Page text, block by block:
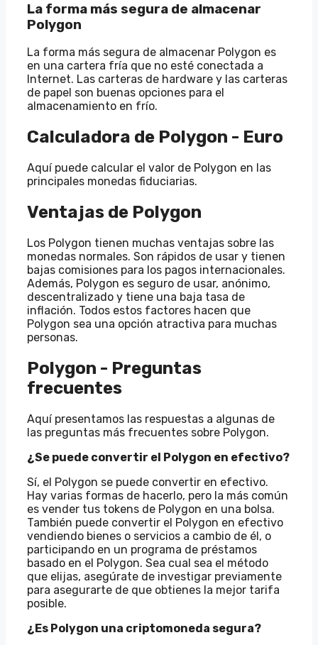
La forma más segura de almacenar
Polygon
La forma más segura de almacenar Polygon es
en una cartera fría que no esté conectada a
Internet. Las carteras de hardware y las carteras
de papel son buenas opciones para el
almacenamiento en frío.
Calculadora de Polygon - Euro
Aquí puede calcular el valor de Polygon en las
principales monedas fiduciarias.
Ventajas de Polygon
Los Polygon tienen muchas ventajas sobre las
monedas normales. Son rápidos de usar y tienen
bajas comisiones para los pagos internacionales.
Además, Polygon es seguro de usar, anónimo,
descentralizado y tiene una baja tasa de
inflación. Todos estos factores hacen que
Polygon sea una opción atractiva para muchas
personas.
Polygon - Preguntas
frecuentes
Aquí presentamos las respuestas a algunas de
las preguntas más frecuentes sobre Polygon.
¿Se puede convertir el Polygon en efectivo?
Sí, el Polygon se puede convertir en efectivo.
Hay varias formas de hacerlo, pero la más común
es vender tus tokens de Polygon en una bolsa.
También puede convertir el Polygon en efectivo
vendiendo bienes o servicios a cambio de él, o
participando en un programa de préstamos
basado en el Polygon. Sea cual sea el método
que elijas, asegúrate de investigar previamente
para asegurarte de que obtienes la mejor tarifa
posible.
¿Es Polygon una criptomoneda segura?